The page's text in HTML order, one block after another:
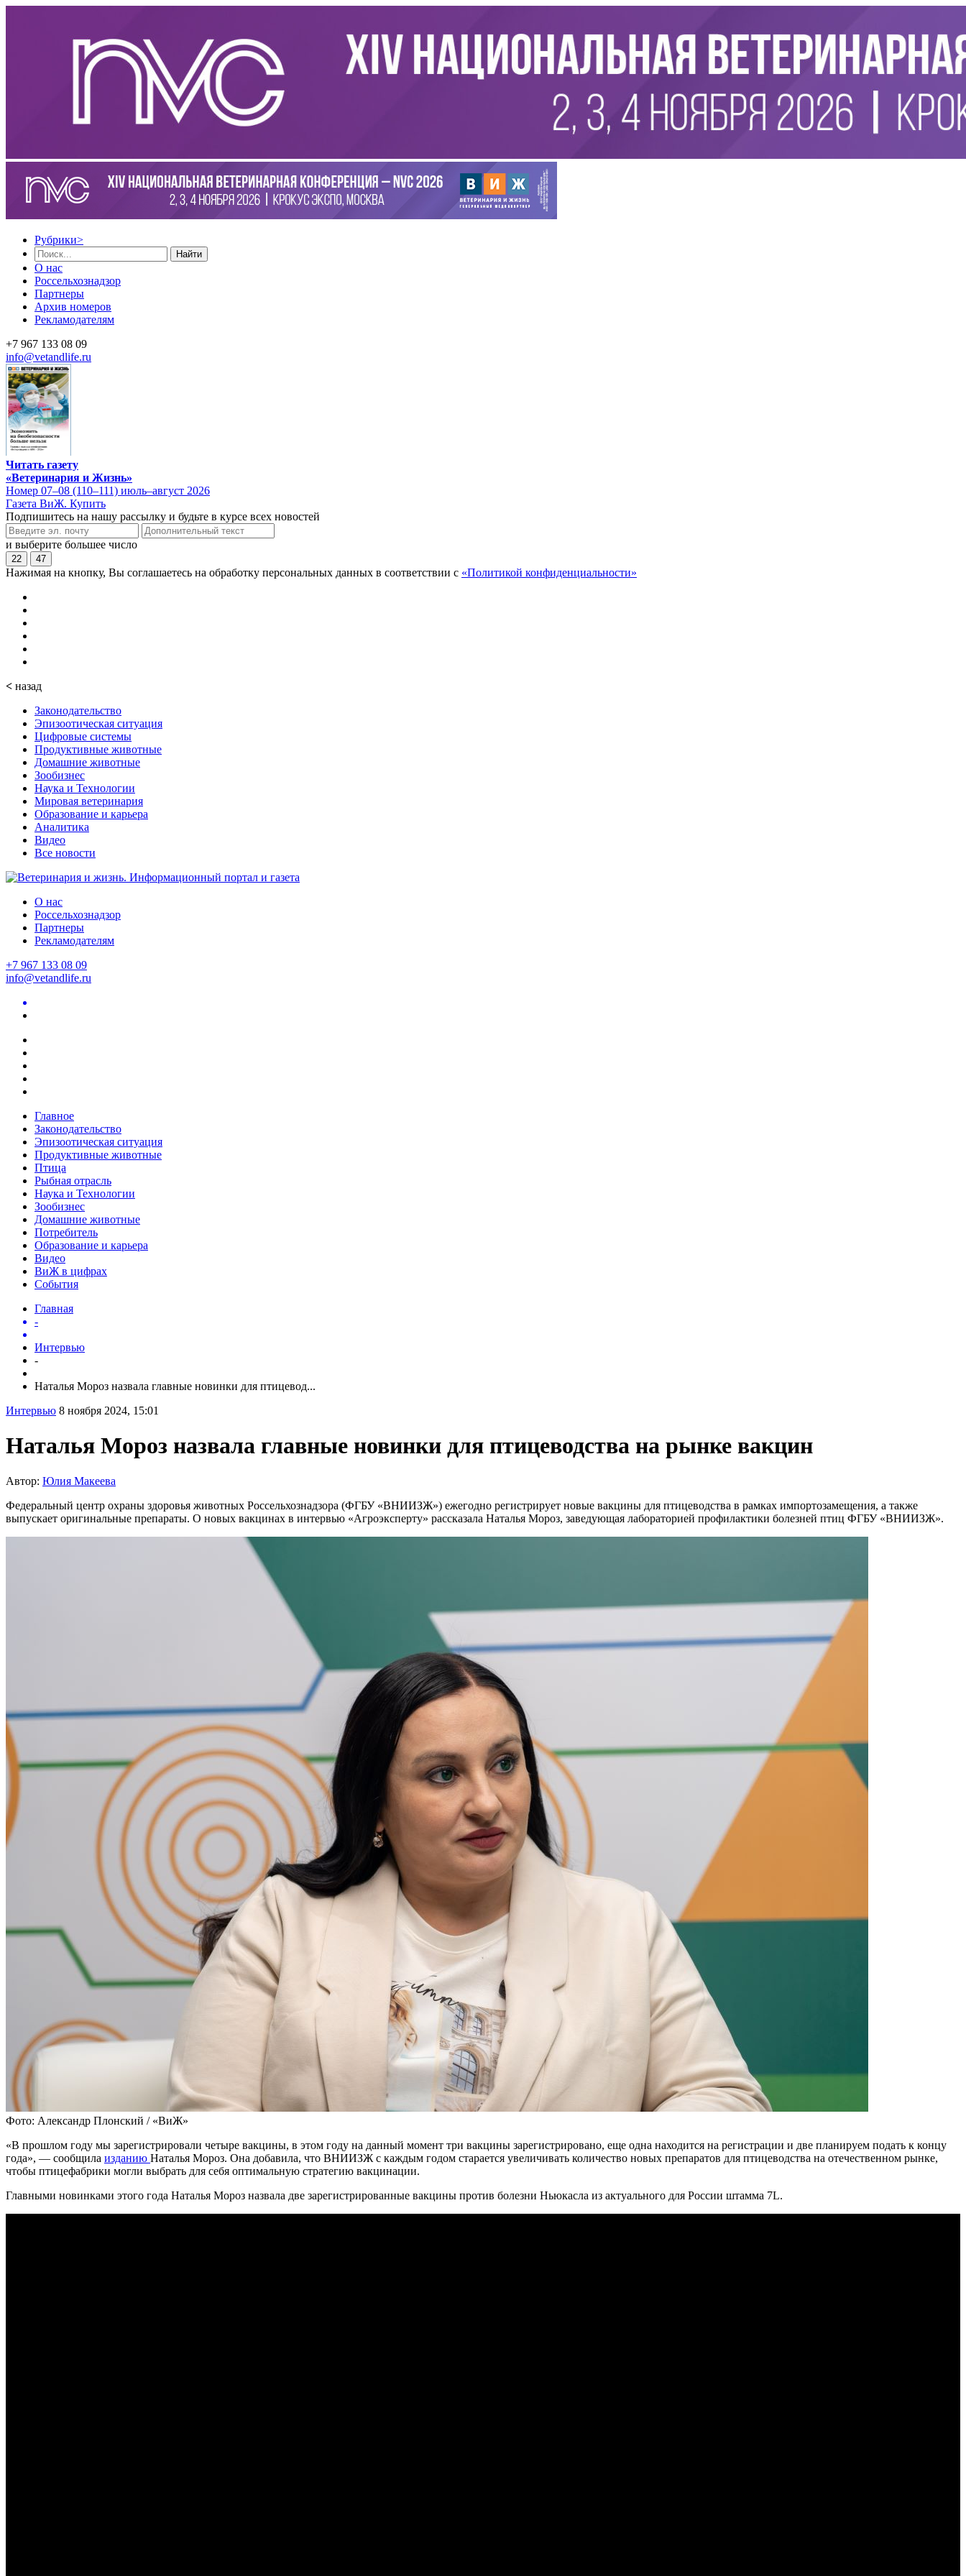
Рубрики>
Найти
О нас
Россельхознадзор
Партнеры
Архив номеров
Рекламодателям
+7 967 133 08 09
info@vetandlife.ru
Читать газету
«Ветеринария и Жизнь»
Номер 07–08 (110–111) июль–август 2026
Газета ВиЖ. Купить
Подпишитесь на нашу рассылку и будьте в курсе всех новостей
и выберите большее число
22 47
Нажимая на кнопку, Вы соглашаетесь на обработку персональных данных в соответствии с «Политикой конфиденциальности»
< назад
Законодательство
Эпизоотическая ситуация
Цифровые системы
Продуктивные животные
Домашние животные
Зообизнес
Наука и Технологии
Мировая ветеринария
Образование и карьера
Аналитика
Видео
Все новости
О нас
Россельхознадзор
Партнеры
Рекламодателям
+7 967 133 08 09
info@vetandlife.ru
Главное
Законодательство
Эпизоотическая ситуация
Продуктивные животные
Птица
Рыбная отрасль
Наука и Технологии
Зообизнес
Домашние животные
Потребитель
Образование и карьера
Видео
ВиЖ в цифрах
События
Главная
-
Интервью
-
Наталья Мороз назвала главные новинки для птицевод...
Интервью 8 ноября 2024, 15:01
Наталья Мороз назвала главные новинки для птицеводства на рынке вакцин
Автор: Юлия Макеева
Федеральный центр охраны здоровья животных Россельхознадзора (ФГБУ «ВНИИЗЖ») ежегодно регистрирует новые вакцины для птицеводства в рамках импортозамещения, а также
выпускает оригинальные препараты. О новых вакцинах в интервью «Агроэксперту» рассказала Наталья Мороз, заведующая лабораторией профилактики болезней птиц ФГБУ «ВНИИЗЖ».
Фото: Александр Плонский / «ВиЖ»
«В прошлом году мы зарегистрировали четыре вакцины, в этом году на данный момент три вакцины зарегистрировано, еще одна находится на регистрации и две планируем подать к концу
года», — сообщила изданию Наталья Мороз. Она добавила, что ВНИИЗЖ с каждым годом старается увеличивать количество новых препаратов для птицеводства на отечественном рынке,
чтобы птицефабрики могли выбрать для себя оптимальную стратегию вакцинации.
Главными новинками этого года Наталья Мороз назвала две зарегистрированные вакцины против болезни Ньюкасла из актуального для России штамма 7L.